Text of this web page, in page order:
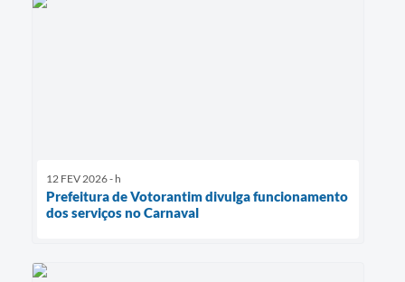
12 FEV 2026 - h
Prefeitura de Votorantim divulga funcionamento
dos serviços no Carnaval